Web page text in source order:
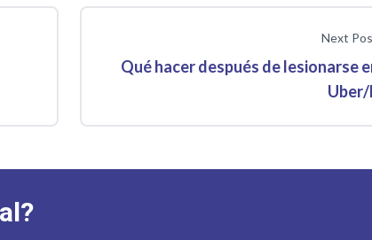
Next
Qué hacer después de lesionarse